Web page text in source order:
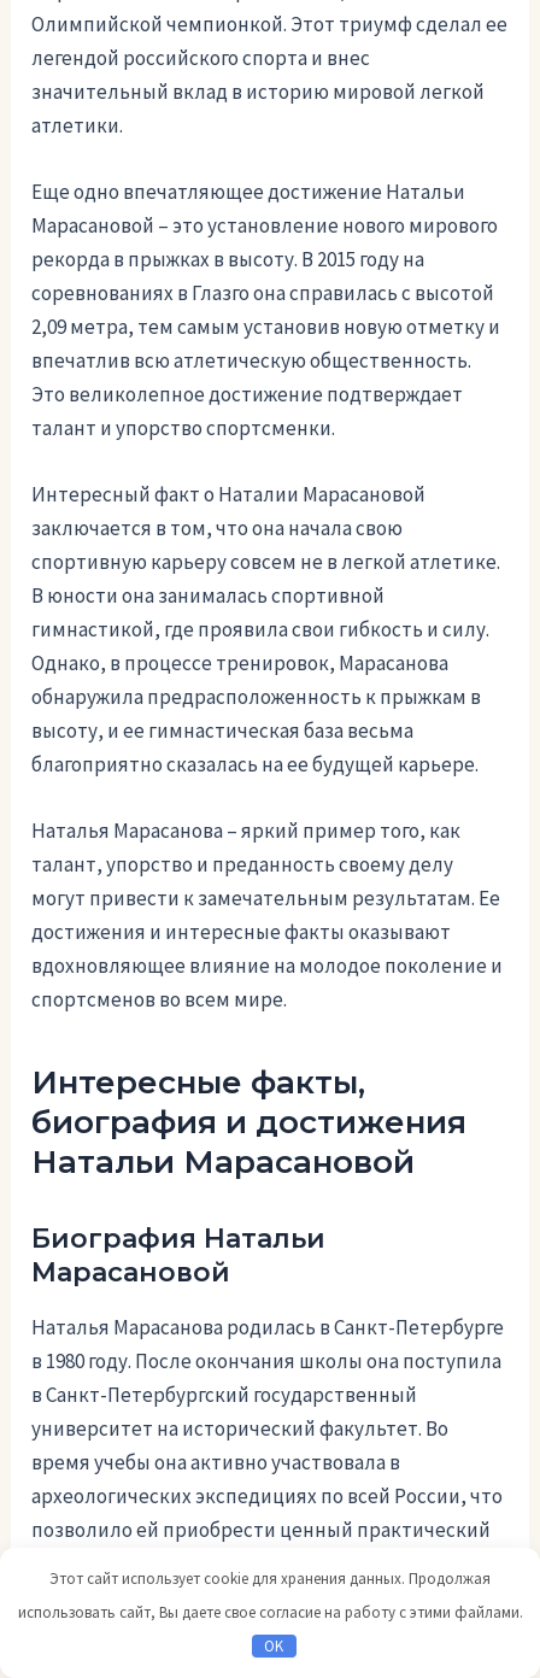
Олимпийской чемпионкой. Этот триумф сделал ее
легендой российского спорта и внес
значительный вклад в историю мировой легкой
атлетики.
Еще одно впечатляющее достижение Натальи
Марасановой – это установление нового мирового
рекорда в прыжках в высоту. В 2015 году на
соревнованиях в Глазго она справилась с высотой
2,09 метра, тем самым установив новую отметку и
впечатлив всю атлетическую общественность.
Это великолепное достижение подтверждает
талант и упорство спортсменки.
Интересный факт о Наталии Марасановой
заключается в том, что она начала свою
спортивную карьеру совсем не в легкой атлетике.
В юности она занималась спортивной
гимнастикой, где проявила свои гибкость и силу.
Однако, в процессе тренировок, Марасанова
обнаружила предрасположенность к прыжкам в
высоту, и ее гимнастическая база весьма
благоприятно сказалась на ее будущей карьере.
Наталья Марасанова – яркий пример того, как
талант, упорство и преданность своему делу
могут привести к замечательным результатам. Ее
достижения и интересные факты оказывают
вдохновляющее влияние на молодое поколение и
спортсменов во всем мире.
Интересные факты,
биография и достижения
Натальи Марасановой
Биография Натальи
Марасановой
Наталья Марасанова родилась в Санкт-Петербурге
в 1980 году. После окончания школы она поступила
в Санкт-Петербургский государственный
университет на исторический факультет. Во
время учебы она активно участвовала в
археологических экспедициях по всей России, что
позволило ей приобрести ценный практический
После окончания университета Наталья
Марасанова продолжила свою научно-
Этот сайт использует cookie для хранения данных. Продолжая
использовать сайт, Вы даете свое согласие на работу с этими файлами.
OK